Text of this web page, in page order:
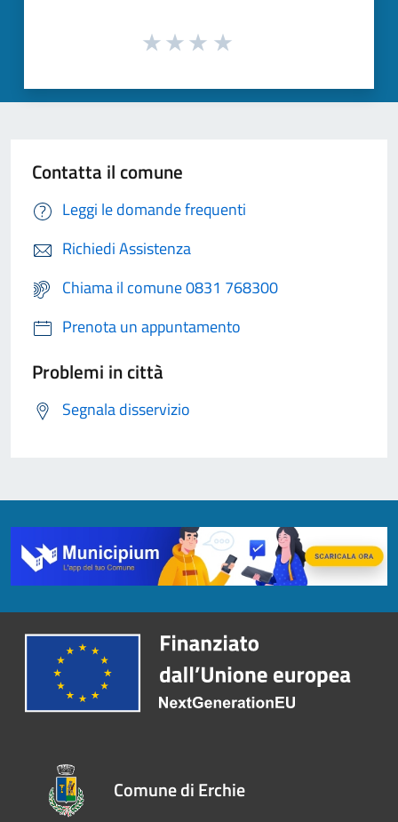
Contatta il comune
Leggi le domande frequenti
Richiedi Assistenza
Chiama il comune 0831 768300
Prenota un appuntamento
Problemi in città
Segnala disservizio
Comune di Erchie